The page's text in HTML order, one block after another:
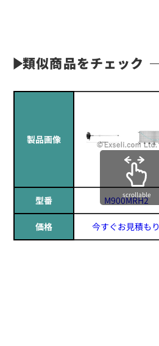
類似商品をチェック
製品画像
型番 M900MRH2
価格 今すぐお見積もり
scrollable